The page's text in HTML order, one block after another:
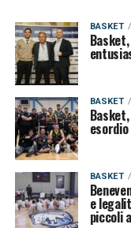
BASKET
BASKET
BASKET
e
piccoli